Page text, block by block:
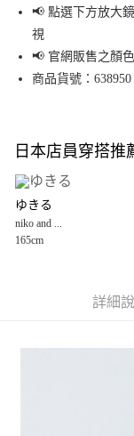
Apple Pay
街口支付
悠遊付
全盈+PAY
大哥付你分期
【大哥付你分期使用說
1.本服務由台灣大哥大
2.付款方式選擇「大哥
3.實際核准額度、可分
4.訂單成立30分鐘內，
1.分期款項不併入電信
2.透過簡訊連結打開帳
帳／街口支付／iPASS
AFTEE先享後付
３．安心：先確認商品
１．於結帳方式選擇「
結帳頁面，進行簡訊
２．訂單成立數日內
每筆NT$80，滿
每筆NT$80，滿
📢 點選下方放大
視
📢 官網販售之顏
商品貨號：638950
日本店員穿搭推
ゆきる
niko and ...
165cm
詳細